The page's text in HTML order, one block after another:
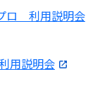
ロ 利用説明会
用説明会